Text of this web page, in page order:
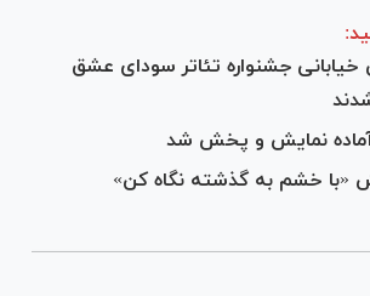
جشنواره تئاتر سودای عشق
آماده نمایش و پخش شد
«با خشم به گذشته نگاه کن»